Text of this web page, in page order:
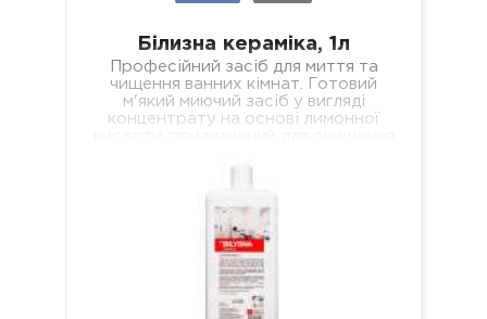
Білизна кераміка, 1л
Професійний засіб для миття та
чищення ванних кімнат. Готовий
м'який миючий засіб у вигляді
концентрату на основі лимонної